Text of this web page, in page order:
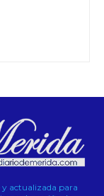
y actualizada para